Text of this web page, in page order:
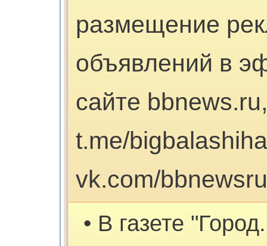
размещение
объявлений в
сайте
t.me/
vk.com/
• В газете